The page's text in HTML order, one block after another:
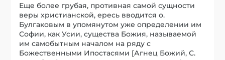
Еще более грубая, противная самой сущности
веры христианской, ересь вводится о.
Булгаковым в упомянутом уже определении им
Софии, как Усии, существа Божия, называемой
им самобытным началом на ряду с
Божественными Ипостасями [Агнец Божий, С.